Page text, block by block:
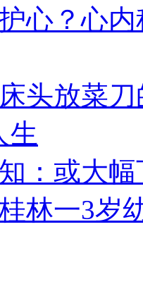
心？心
头放菜
生
：或大
林一3岁